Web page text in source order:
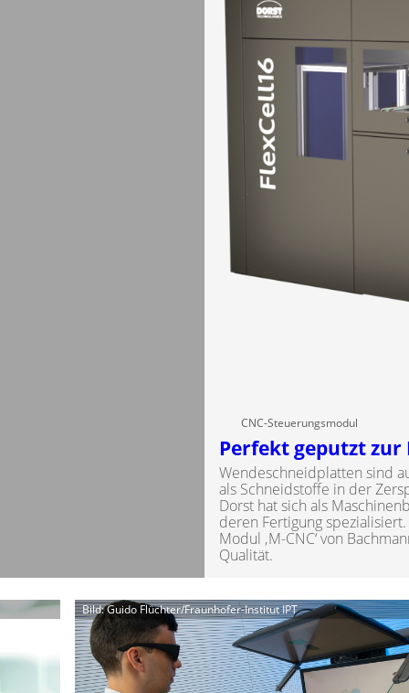
CNC-Steuerungsmodul
Perfekt geputzt zur
Wendeschneidplatten sind
als Schneidstoffe in der
Dorst hat sich als
deren Fertigung
Modul ‚M-CNC‘ von
Qualität.
Bild: Guido Flüchter/Fraunhofer-Institut IPT